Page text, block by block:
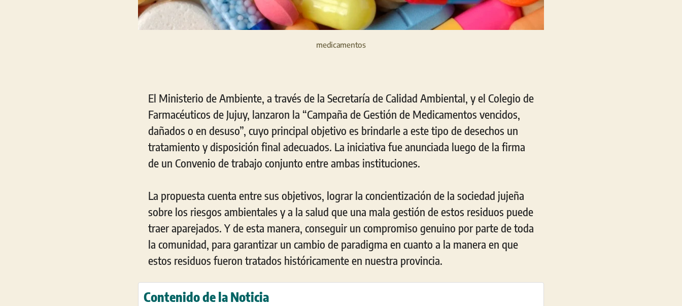
medicamentos
El Ministerio de Ambiente, a través de la Secretaría de Calidad Ambiental, y el Colegio de
Farmacéuticos de Jujuy, lanzaron la “Campaña de Gestión de Medicamentos vencidos,
dañados o en desuso”, cuyo principal objetivo es brindarle a este tipo de desechos un
tratamiento y disposición final adecuados. La iniciativa fue anunciada luego de la firma
de un Convenio de trabajo conjunto entre ambas instituciones.
La propuesta cuenta entre sus objetivos, lograr la concientización de la sociedad jujeña
sobre los riesgos ambientales y a la salud que una mala gestión de estos residuos puede
traer aparejados. Y de esta manera, conseguir un compromiso genuino por parte de toda
la comunidad, para garantizar un cambio de paradigma en cuanto a la manera en que
estos residuos fueron tratados históricamente en nuestra provincia.
Contenido de la Noticia